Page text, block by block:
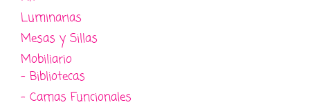
Luminarias
Mesas y Sillas
Mobiliario
- Bibliotecas
- Camas Funcionales